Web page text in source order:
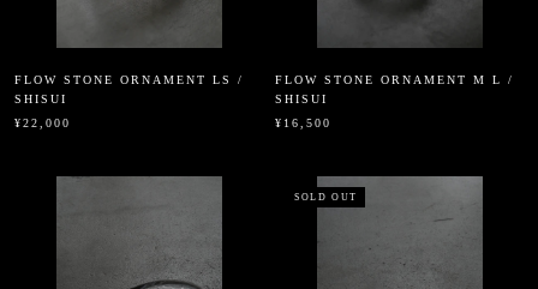
FLOW STONE ORNAMENT LS /
SHISUI
¥22,000
FLOW STONE ORNAMENT M L /
SHISUI
¥16,500
SOLD OUT